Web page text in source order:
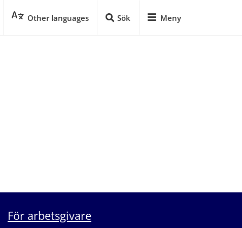
Other languages Sök Meny
För arbetsgivare